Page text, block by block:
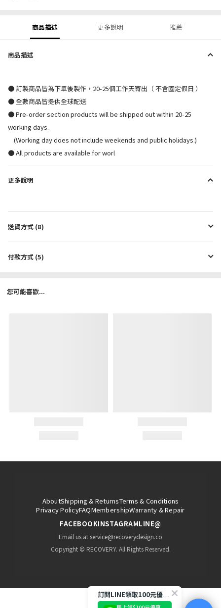
商品描述 更多說明 推薦
商品描述
● 訂製商品皆為下單後製作，20-25個工作天寄出（ 不含國定假日 ）
● 全數商品皆提供全球配送
● Pre-order section products will be shipped out within 20-25
working days.
(Working day does not include weekends and public holidays.)
● All products are available for worl
更多說明
送貨方式 (8)
付款方式 (5)
您可能喜歡...
AboutShipping & ReturnsTerms & Conditions
Privacy PolicyFAQMembershipWarranty & Repair
FACEBOOKINSTAGRAMLINE@
Email us at service@recoverydesign.co
Copyright © RECOVERY. All Rights Reserved.
訂閱LINE領取100元優惠券!